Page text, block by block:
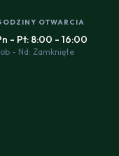
OTWARCIA
- Pt: 8:00 - 16:00
- Nd: Zamknięte